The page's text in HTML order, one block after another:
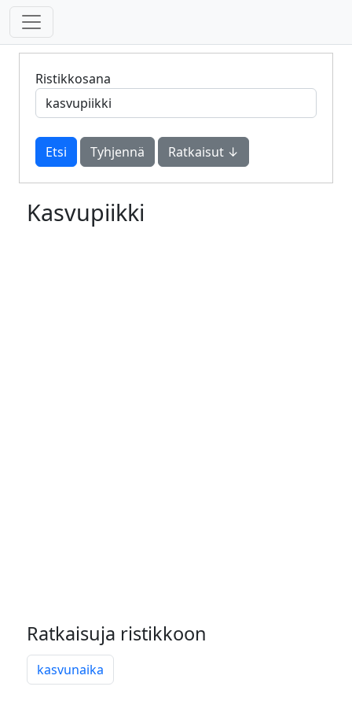
Ristikkosana
Tyhjennä Ratkaisut ↓
Kasvupiikki
Ratkaisuja ristikkoon
kasvunaika